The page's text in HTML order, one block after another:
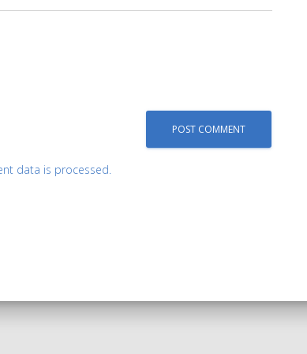
data is processed.